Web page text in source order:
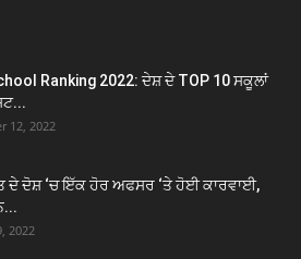
Ranking 2022: ਦੇਸ਼ ਦੇ TOP 10 ਸਕੂਲਾਂ
12, 2022
ਦੇ ਦੋਸ਼ ‘ਚ ਇੱਕ ਹੋਰ ਅਫਸਰ ‘ਤੇ ਹੋਈ ਕਾਰਵਾਈ,
2022